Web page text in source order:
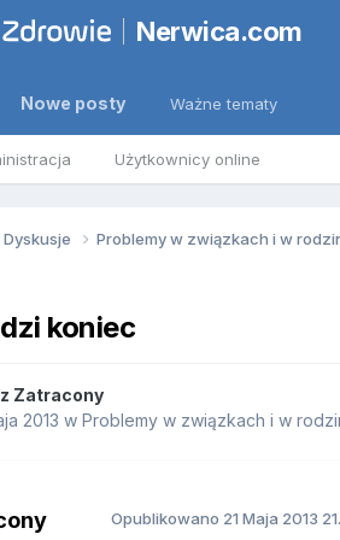
Nerwica.com
Użytkownicy online
Nowe posty Ważne tematy
Dyskusje Problemy w związkach i w
koniec
Zatracony
2013 w Problemy w związkach i w
Opublikowano 21 Maja 2013